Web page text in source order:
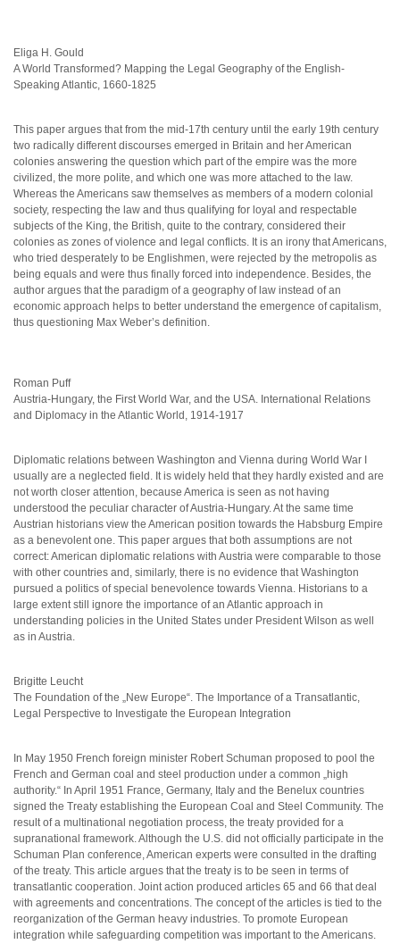
Eliga H. Gould
A World Transformed? Mapping the Legal Geography of the English-
Speaking Atlantic, 1660-1825
This paper argues that from the mid-17th century until the early 19th century
two radically different discourses emerged in Britain and her American
colonies answering the question which part of the empire was the more
civilized, the more polite, and which one was more attached to the law.
Whereas the Americans saw themselves as members of a modern colonial
society, respecting the law and thus qualifying for loyal and respectable
subjects of the King, the British, quite to the contrary, considered their
colonies as zones of violence and legal conflicts. It is an irony that Americans,
who tried desperately to be Englishmen, were rejected by the metropolis as
being equals and were thus finally forced into independence. Besides, the
author argues that the paradigm of a geography of law instead of an
economic approach helps to better understand the emergence of capitalism,
thus questioning Max Weber’s definition.
Roman Puff
Austria-Hungary, the First World War, and the USA. International Relations
and Diplomacy in the Atlantic World, 1914-1917
Diplomatic relations between Washington and Vienna during World War I
usually are a neglected field. It is widely held that they hardly existed and are
not worth closer attention, because America is seen as not having
understood the peculiar character of Austria-Hungary. At the same time
Austrian historians view the American position towards the Habsburg Empire
as a benevolent one. This paper argues that both assumptions are not
correct: American diplomatic relations with Austria were comparable to those
with other countries and, similarly, there is no evidence that Washington
pursued a politics of special benevolence towards Vienna. Historians to a
large extent still ignore the importance of an Atlantic approach in
understanding policies in the United States under President Wilson as well
as in Austria.
Brigitte Leucht
The Foundation of the „New Europe“. The Importance of a Transatlantic,
Legal Perspective to Investigate the European Integration
In May 1950 French foreign minister Robert Schuman proposed to pool the
French and German coal and steel production under a common „high
authority.“ In April 1951 France, Germany, Italy and the Benelux countries
signed the Treaty establishing the European Coal and Steel Community. The
result of a multinational negotiation process, the treaty provided for a
supranational framework. Although the U.S. did not officially participate in the
Schuman Plan conference, American experts were consulted in the drafting
of the treaty. This article argues that the treaty is to be seen in terms of
transatlantic cooperation. Joint action produced articles 65 and 66 that deal
with agreements and concentrations. The concept of the articles is tied to the
reorganization of the German heavy industries. To promote European
integration while safeguarding competition was important to the Americans.